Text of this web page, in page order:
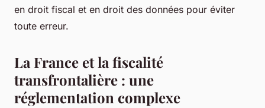
en droit fiscal et en droit des données pour éviter
toute erreur.
La France et la fiscalité
transfrontalière : une
réglementation complexe